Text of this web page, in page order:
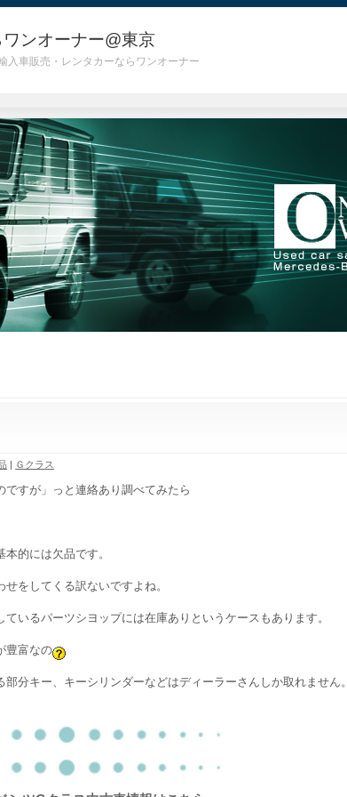
ンオーナー@東京
車販売・レンタカーならワンオーナー
| Ｇクラス
すが」っと連絡あり調べてみたら
的には欠品です。
をしてくる訳ないですよね。
いるパーツシヨップには在庫ありというケースもあります。
豊富なの
分キー、キーシリンダーなどはディーラーさんしか取れません。